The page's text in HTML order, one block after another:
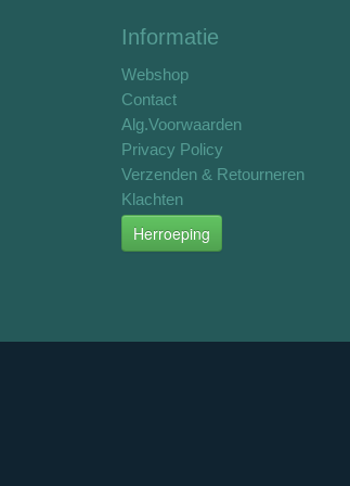
Informatie
Webshop
Contact
Alg.Voorwaarden
Privacy Policy
Verzenden & Retourneren
Klachten
Herroeping